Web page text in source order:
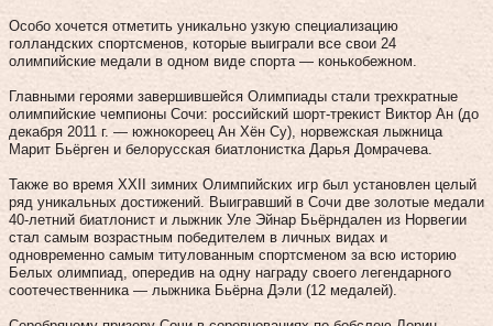
Особо хочется отметить уникально узкую специализацию
голландских спортсменов, которые выиграли все свои 24
олимпийские медали в одном виде спорта — конькобежном.
Главными героями завершившейся Олимпиады стали трехкратные
олимпийские чемпионы Сочи: российский шорт-трекист Виктор Ан (до
декабря 2011 г. — южнокореец Ан Хён Су), норвежская лыжница
Марит Бьёрген и белорусская биатлонистка Дарья Домрачева.
Также во время XXII зимних Олимпийских игр был установлен целый
ряд уникальных достижений. Выигравший в Сочи две золотые медали
40‑летний биатлонист и лыжник Уле Эйнар Бьёрндален из Норвегии
стал самым возрастным победителем в личных видах и
одновременно самым титулованным спортсменом за всю историю
Белых олимпиад, опередив на одну награду своего легендарного
соотечественника — лыжника Бьёрна Дэли (12 медалей).